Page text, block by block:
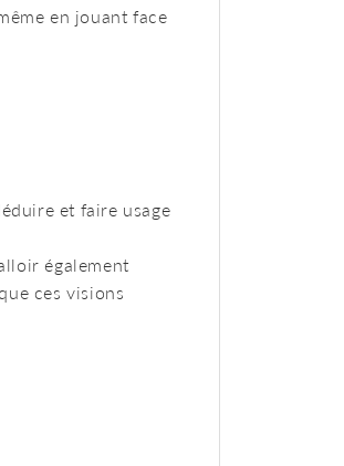
en jouant face
et faire usage
également
ces visions